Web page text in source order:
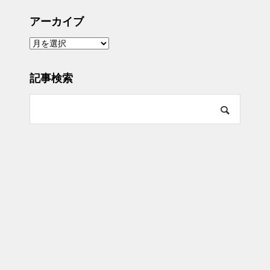
アーカイブ
ア
ー
ブ
記事検索